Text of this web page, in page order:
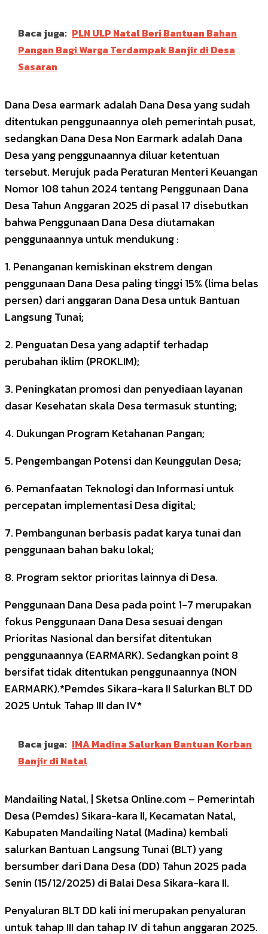
Baca juga: PLN ULP Natal Beri Bantuan Bahan
Pangan Bagi Warga Terdampak Banjir di Desa
Sasaran
Dana Desa earmark adalah Dana Desa yang sudah
ditentukan penggunaannya oleh pemerintah pusat,
sedangkan Dana Desa Non Earmark adalah Dana
Desa yang penggunaannya diluar ketentuan
tersebut. Merujuk pada Peraturan Menteri Keuangan
Nomor 108 tahun 2024 tentang Penggunaan Dana
Desa Tahun Anggaran 2025 di pasal 17 disebutkan
bahwa Penggunaan Dana Desa diutamakan
penggunaannya untuk mendukung :
1. Penanganan kemiskinan ekstrem dengan
penggunaan Dana Desa paling tinggi 15% (lima belas
persen) dari anggaran Dana Desa untuk Bantuan
Langsung Tunai;
2. Penguatan Desa yang adaptif terhadap
perubahan iklim (PROKLIM);
3. Peningkatan promosi dan penyediaan layanan
dasar Kesehatan skala Desa termasuk stunting;
4. Dukungan Program Ketahanan Pangan;
5. Pengembangan Potensi dan Keunggulan Desa;
6. Pemanfaatan Teknologi dan Informasi untuk
percepatan implementasi Desa digital;
7. Pembangunan berbasis padat karya tunai dan
penggunaan bahan baku lokal;
8. Program sektor prioritas lainnya di Desa.
Penggunaan Dana Desa pada point 1-7 merupakan
fokus Penggunaan Dana Desa sesuai dengan
Prioritas Nasional dan bersifat ditentukan
penggunaannya (EARMARK). Sedangkan point 8
bersifat tidak ditentukan penggunaannya (NON
EARMARK).*Pemdes Sikara-kara II Salurkan BLT DD
2025 Untuk Tahap III dan IV*
Baca juga: IMA Madina Salurkan Bantuan Korban
Banjir di Natal
Mandailing Natal, | Sketsa Online.com – Pemerintah
Desa (Pemdes) Sikara-kara II, Kecamatan Natal,
Kabupaten Mandailing Natal (Madina) kembali
salurkan Bantuan Langsung Tunai (BLT) yang
bersumber dari Dana Desa (DD) Tahun 2025 pada
Senin (15/12/2025) di Balai Desa Sikara-kara II.
Penyaluran BLT DD kali ini merupakan penyaluran
untuk tahap III dan tahap IV di tahun anggaran 2025.